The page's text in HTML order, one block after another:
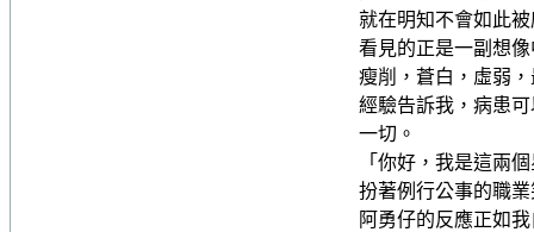
就在明知不會如此
看見的正是一副想
瘦削，蒼白，虛弱
經驗告訴我，病患
一切。
「你好，我是這兩
扮著例行公事的職
阿勇仔的反應正如